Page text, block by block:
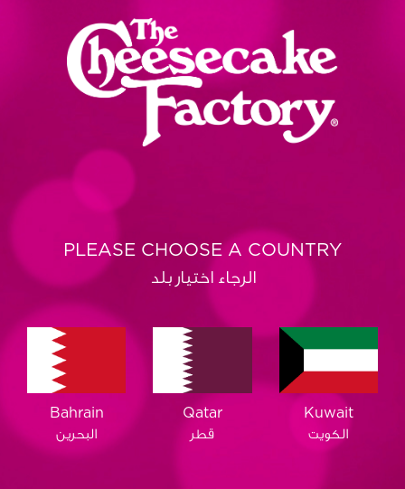
PLEASE CHOOSE A COUNTRY
الرجاء اختيار بلد
Bahrain
البحرين
Qatar
قطر
Kuwait
الكويت